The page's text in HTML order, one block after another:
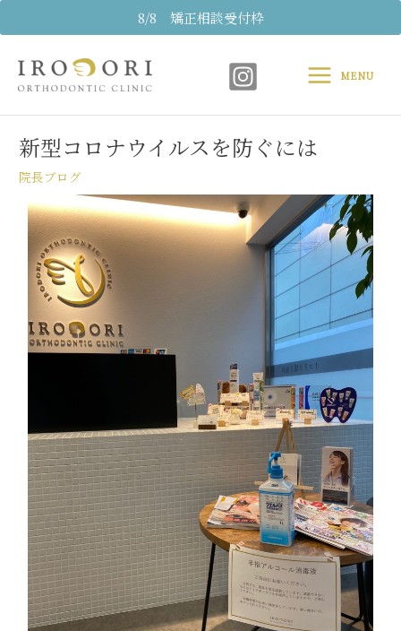
8/8 矯正相談受付枠
容
MenuMENU
新型コロナウイルスを防ぐには
院長ブログ